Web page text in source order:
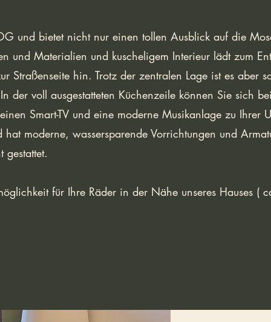
und bietet nicht nur einen tollen Ausblick auf die
und Materialien und kuscheligem Interieur lädt zum
Straßenseite hin. Trotz der zentralen Lage ist es aber
der voll ausgestatteten Küchenzeile können Sie sich
Smart-TV und eine moderne Musikanlage zu Ihrer
moderne, wassersparende Vorrichtungen und
gestattet.
für Ihre Räder in der Nähe unseres Hauses (